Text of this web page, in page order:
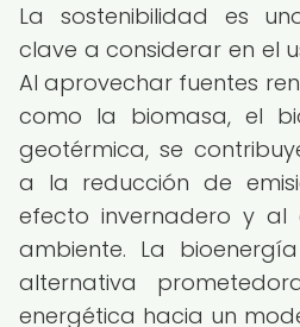
La sostenibilidad es
clave a considerar en el
Al aprovechar fuentes
como la biomasa, el
geotérmica, se
a la reducción de
efecto invernadero y al
ambiente. La
alternativa
energética hacia un